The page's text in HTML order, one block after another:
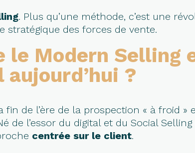
. Plus qu’une méthode, c’est une
stratégique des forces de vente.
le Modern Selling
?
fin de l’ère de la prospection « à froid »
de l’essor du digital et du Social
centrée sur le client.